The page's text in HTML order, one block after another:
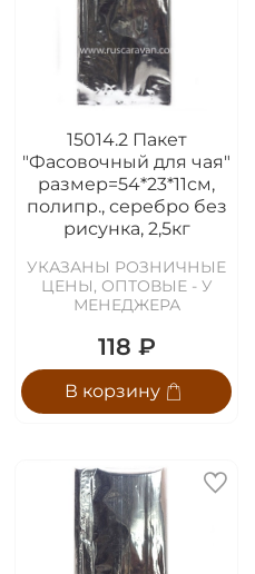
15014.2 Пакет
"Фасовочный для чая"
размер=54*23*11см,
полипр., серебро без
рисунка, 2,5кг
УКАЗАНЫ РОЗНИЧНЫЕ
ЦЕНЫ, ОПТОВЫЕ - У
МЕНЕДЖЕРА
118 ₽
В корзину